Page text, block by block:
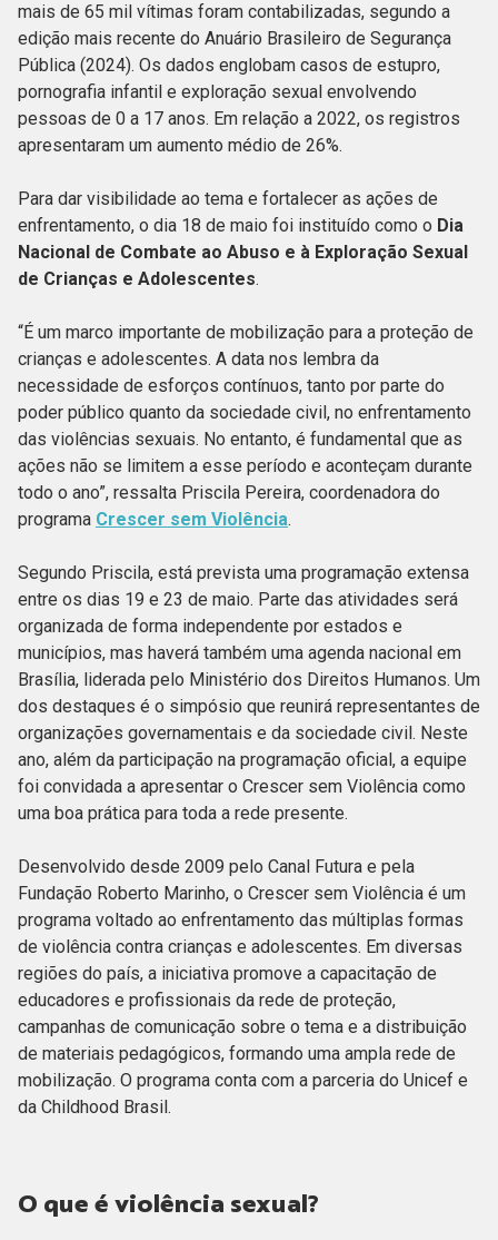
mais de 65 mil vítimas foram contabilizadas, segundo a
edição mais recente do Anuário Brasileiro de Segurança
Pública (2024). Os dados englobam casos de estupro,
pornografia infantil e exploração sexual envolvendo
pessoas de 0 a 17 anos. Em relação a 2022, os registros
apresentaram um aumento médio de 26%.
Para dar visibilidade ao tema e fortalecer as ações de
enfrentamento, o dia 18 de maio foi instituído como o Dia
Nacional de Combate ao Abuso e à Exploração Sexual
de Crianças e Adolescentes.
“É um marco importante de mobilização para a proteção de
crianças e adolescentes. A data nos lembra da
necessidade de esforços contínuos, tanto por parte do
poder público quanto da sociedade civil, no enfrentamento
das violências sexuais. No entanto, é fundamental que as
ações não se limitem a esse período e aconteçam durante
todo o ano”, ressalta Priscila Pereira, coordenadora do
programa Crescer sem Violência.
Segundo Priscila, está prevista uma programação extensa
entre os dias 19 e 23 de maio. Parte das atividades será
organizada de forma independente por estados e
municípios, mas haverá também uma agenda nacional em
Brasília, liderada pelo Ministério dos Direitos Humanos. Um
dos destaques é o simpósio que reunirá representantes de
organizações governamentais e da sociedade civil. Neste
ano, além da participação na programação oficial, a equipe
foi convidada a apresentar o Crescer sem Violência como
uma boa prática para toda a rede presente.
Desenvolvido desde 2009 pelo Canal Futura e pela
Fundação Roberto Marinho, o Crescer sem Violência é um
programa voltado ao enfrentamento das múltiplas formas
de violência contra crianças e adolescentes. Em diversas
regiões do país, a iniciativa promove a capacitação de
educadores e profissionais da rede de proteção,
campanhas de comunicação sobre o tema e a distribuição
de materiais pedagógicos, formando uma ampla rede de
mobilização. O programa conta com a parceria do Unicef e
da Childhood Brasil.
O que é violência sexual?